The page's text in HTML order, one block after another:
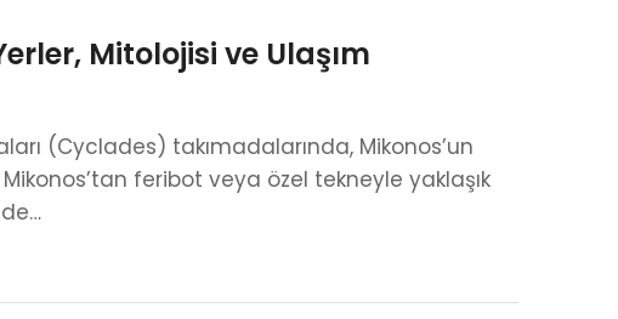
Mitolojisi ve Ulaşım
(Cyclades) takımadalarında, Mikonos’un
feribot veya özel tekneyle yaklaşık